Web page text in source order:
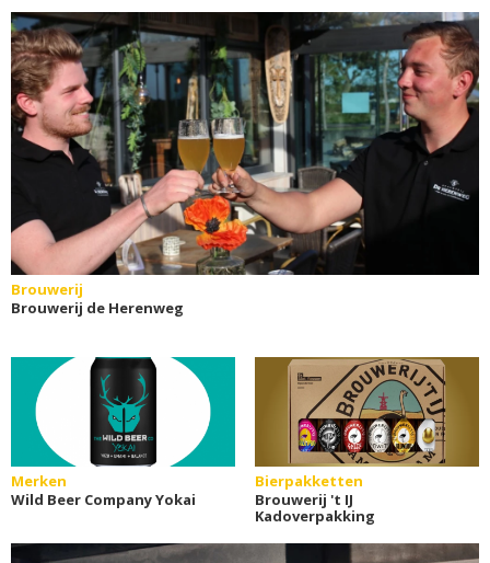
Brouwerij
Brouwerij de Herenweg
Merken
Wild Beer Company Yokai
Bierpakketten
Brouwerij 't IJ
Kadoverpakking